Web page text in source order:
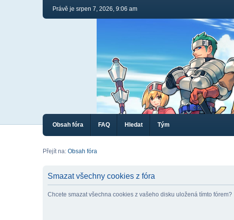
Právě je srpen 7, 2026, 9:06 am
Obsah fóra FAQ Hledat Tým
Přejít na: Obsah fóra
Smazat všechny cookies z fóra
Chcete smazat všechna cookies z vašeho disku uložená tímto fórem?